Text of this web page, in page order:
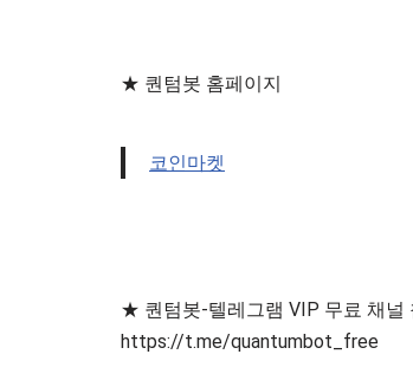
★ 퀀텀봇 홈페이지
코인마켓
★ 퀀텀봇-텔레그램 VIP 무료 채널
https://t.me/quantumbot_free